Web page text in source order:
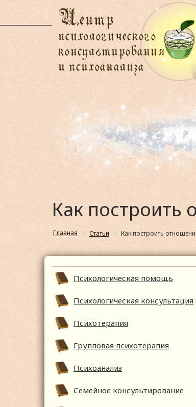
Как построить
Главная Статьи Как построить
Психологическая помощь
Психологическая консультация
Психотерапия
Групповая психотерапия
Психоанализ
Семейное консультирование